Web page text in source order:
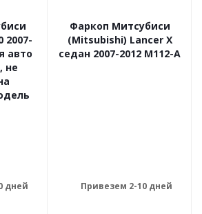
2007-
авто
не
дней
Фаркоп Митсубиси
(Mitsubishi) Lancer X
седан 2007-2012 M112-A
Привезем 2-10 дней